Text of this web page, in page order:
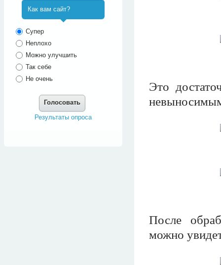
Это
После
можно
Как вам сайт?
Супер
Неплохо
Можно улучшить
Так себе
Не очень
Голосовать
Результаты опроса